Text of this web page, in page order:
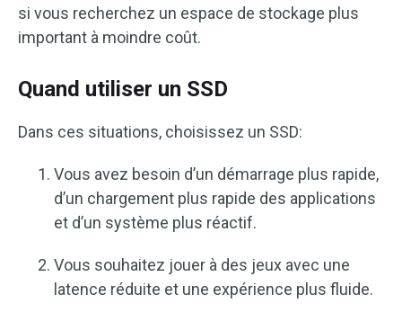
si vous recherchez un espace de stockage plus
important à moindre coût.
Quand utiliser un SSD
Dans ces situations, choisissez un SSD:
Vous avez besoin d’un démarrage plus rapide,
d’un chargement plus rapide des applications
et d’un système plus réactif.
Vous souhaitez jouer à des jeux avec une
latence réduite et une expérience plus fluide.